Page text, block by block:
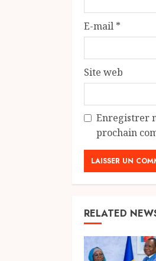
E-mail *
Site web
Enregistrer
prochain
RELATED